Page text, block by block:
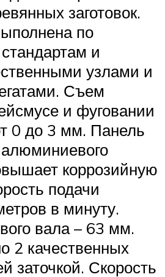
заготовок.
по
и
узлами и
Съем
и фуговании
0 до 3 мм. Панель
коррозийную
подачи
в минуту.
вала – 63 мм.
2 качественных
заточкой. Скорость